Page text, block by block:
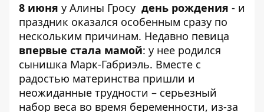
8 июня у Алины Гросу день рождения - и
праздник оказался особенным сразу по
нескольким причинам. Недавно певица
впервые стала мамой: у нее родился
сынишка Марк-Габриэль. Вместе с
радостью материнства пришли и
неожиданные трудности – серьезный
набор веса во время беременности, из-за